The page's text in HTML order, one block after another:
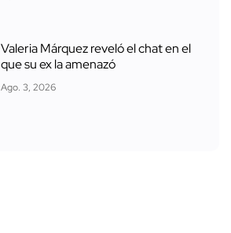
Valeria Márquez reveló el chat en el
que su ex la amenazó
Ago. 3, 2026